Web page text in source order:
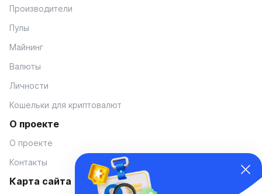
Производители
Пулы
Майнинг
Валюты
Личности
Кошельки для криптовалют
О проекте
О проекте
Контакты
Карта сайта